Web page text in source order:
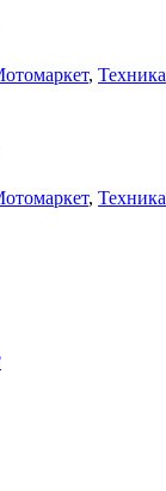
, Техника
, Техника